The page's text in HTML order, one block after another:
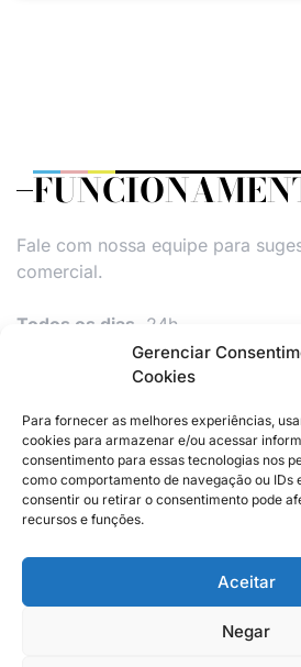
Gerenciar
Cookies
Para fornecer as melhores experiências,
cookies para armazenar e/ou acessar
consentimento para essas tecnologias nos
como comportamento de navegação ou IDs
consentir ou retirar o consentimento pode
recursos e funções.
Aceitar
Negar
Fale com nossa equipe para
comercial.
Todos os dias, 24h.
Facebook
Instagram
TwitterYoutube
contato
–
Copyright © 2023 . Todos os direitos
By Total Pro Designer.